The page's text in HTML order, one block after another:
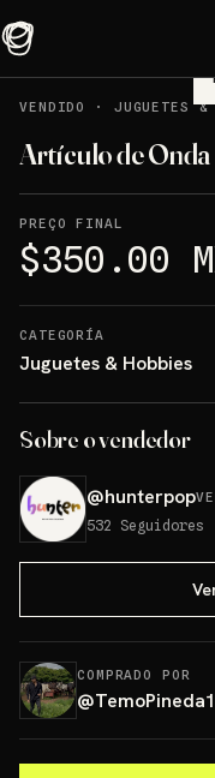
VENDIDO
· JUGUETES
Artículo de Onda
PREÇO FINAL
$350.00
CATEGORÍA
Juguetes & Hobbies
Sobre o vendedor
@hunterpop
532 Seguidores
COMPRADO POR
@